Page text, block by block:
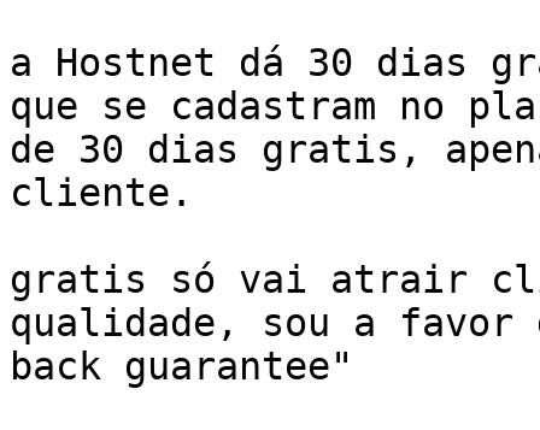
a Hostnet dá 30 dias
que se cadastram no
de 30 dias gratis,
cliente.
gratis só vai atrair
qualidade, sou a favor
back guarantee"